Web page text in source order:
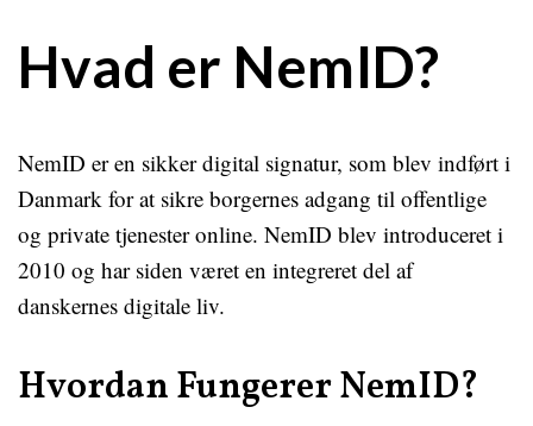
Hvad er NemID?
NemID er en sikker digital signatur, som blev indført i
Danmark for at sikre borgernes adgang til offentlige
og private tjenester online. NemID blev introduceret i
2010 og har siden været en integreret del af
danskernes digitale liv.
Hvordan Fungerer NemID?